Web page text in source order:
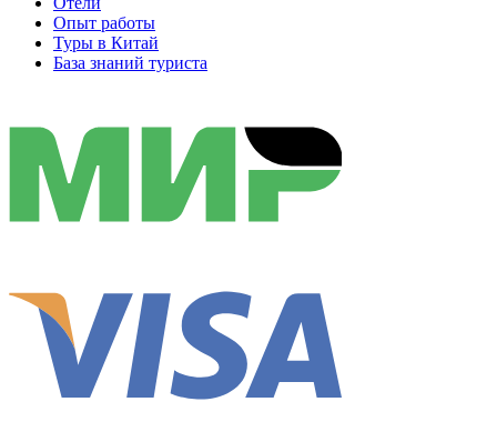
Опыт работы
Туры в Китай
База знаний туриста